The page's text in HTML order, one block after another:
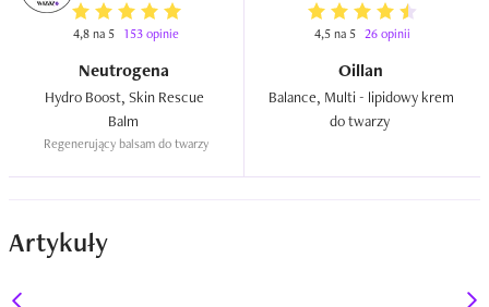
4,8 na 5 153 opinie
Neutrogena
Hydro Boost, Skin Rescue
Regenerujący balsam do twarzy
4,5 na 5 26 opinii
Oillan
Balance, Multi - lipidowy krem
Artykuły